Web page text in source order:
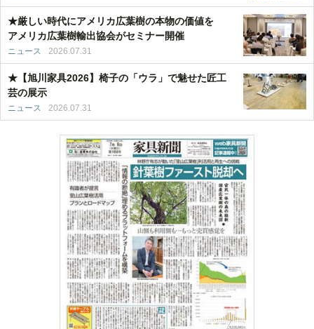
★厳しい時代にアメリカ広葉樹の本物の価値を
アメリカ広葉樹輸出協会がセミナー開催
ニュース 2026.07.31
★【旭川家具2026】椅子の「ウラ」で魅せた匠工
芸の展示
ニュース 2026.07.31